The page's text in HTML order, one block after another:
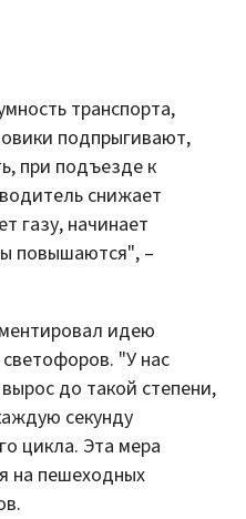
транспорта,
подпрыгивают,
при подъезде к
снижает
газу, начинает
повышаются", –
идею
"У нас
до такой степени,
секунду
цикла. Эта мера
на пешеходных